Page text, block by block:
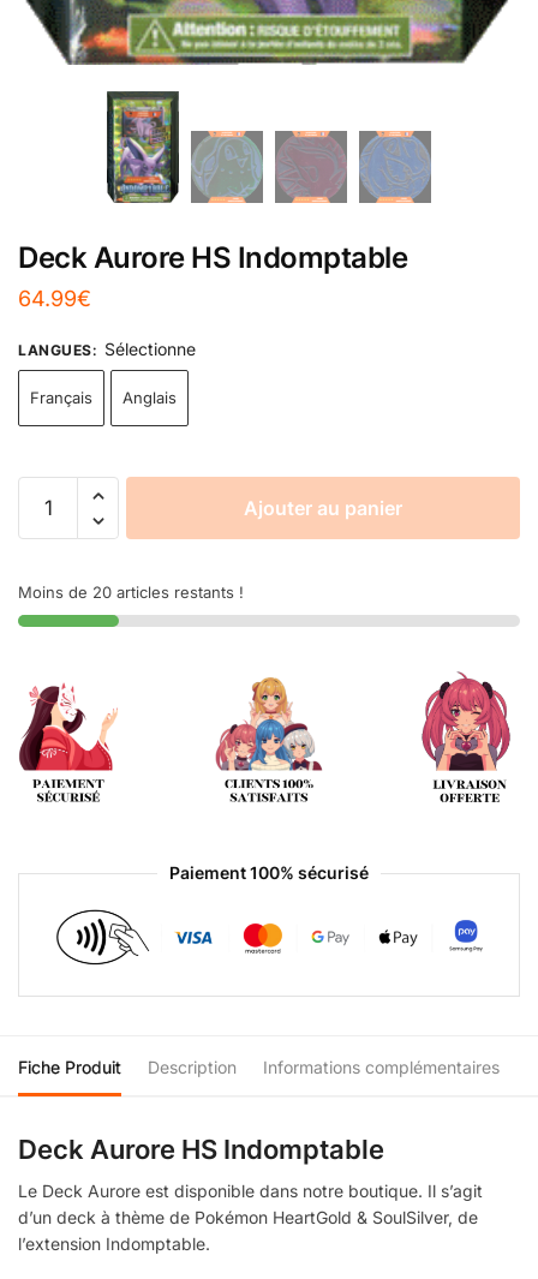
Deck Aurore HS Indomptable
64.99€
LANGUES: Sélectionne
Français Anglais
Ajouter au panier
Moins de 20 articles restants !
Paiement 100% sécurisé
Fiche Produit Description Informations complémentaires
Deck Aurore HS Indomptable
Le Deck Aurore est disponible dans notre boutique. Il s’agit
d’un deck à thème de Pokémon HeartGold & SoulSilver, de
l’extension Indomptable.